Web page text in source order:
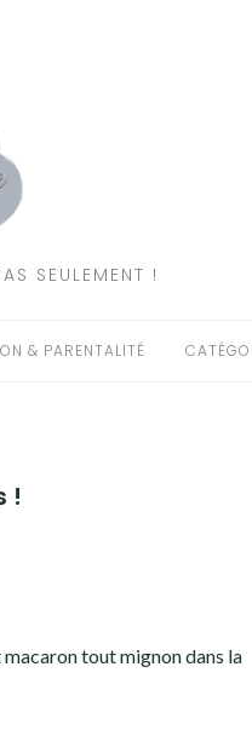
SEULEMENT !
& PARENTALITÉ
!
tout mignon dans la